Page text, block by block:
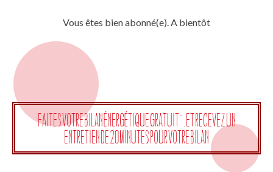
Vous êtes bien abonné(e). A bientôt
Faites votre bilan énergétique gratuit", et recevez un
entretien de 20 minutes pour votre bilan